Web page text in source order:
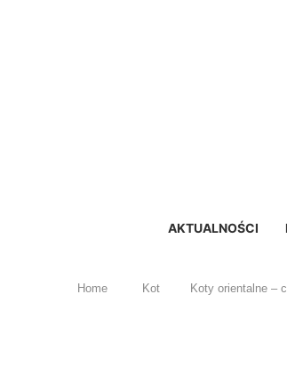
AKTUALNOŚCI
Home Kot Koty orientalne –